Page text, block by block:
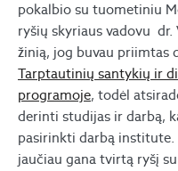
pokalbio su tuometiniu
ryšių skyriaus vadovu
žinią, jog buvau priimtas
Tarptautinių santykių ir
programoje, todėl
derinti studijas ir darbą,
pasirinkti darbą institute.
jaučiau gana tvirtą ryšį